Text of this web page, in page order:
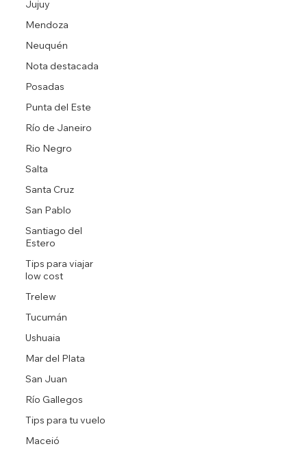
Jujuy
Mendoza
Neuquén
Nota destacada
Posadas
Punta del Este
Río de Janeiro
Rio Negro
Salta
Santa Cruz
San Pablo
Santiago del
Estero
Tips para viajar
low cost
Trelew
Tucumán
Ushuaia
Mar del Plata
San Juan
Río Gallegos
Tips para tu vuelo
Maceió